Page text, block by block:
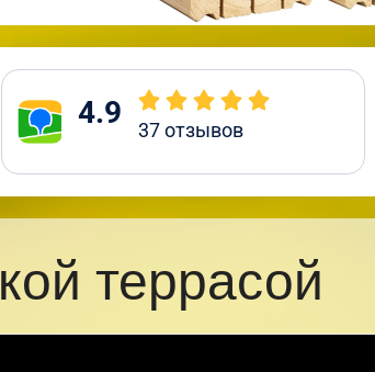
4.9 37отзывов
террасой